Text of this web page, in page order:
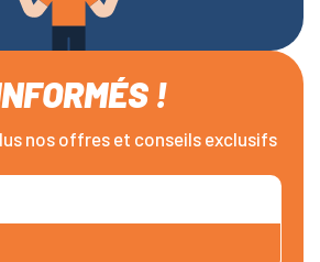
!
nos offres et conseils exclusifs